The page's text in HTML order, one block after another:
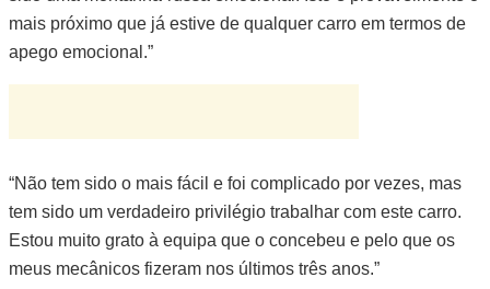
mais próximo que já estive de qualquer carro em termos de
apego emocional.”
“Não tem sido o mais fácil e foi complicado por vezes, mas
tem sido um verdadeiro privilégio trabalhar com este carro.
Estou muito grato à equipa que o concebeu e pelo que os
meus mecânicos fizeram nos últimos três anos.”